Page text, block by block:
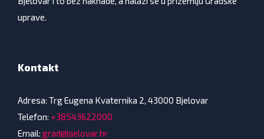
uprave.
Kontakt
Adresa: Trg Eugena Kvaternika 2, 43000 Bjelovar
Telefon: +38543622000
Email: grad@bjelovar.hr